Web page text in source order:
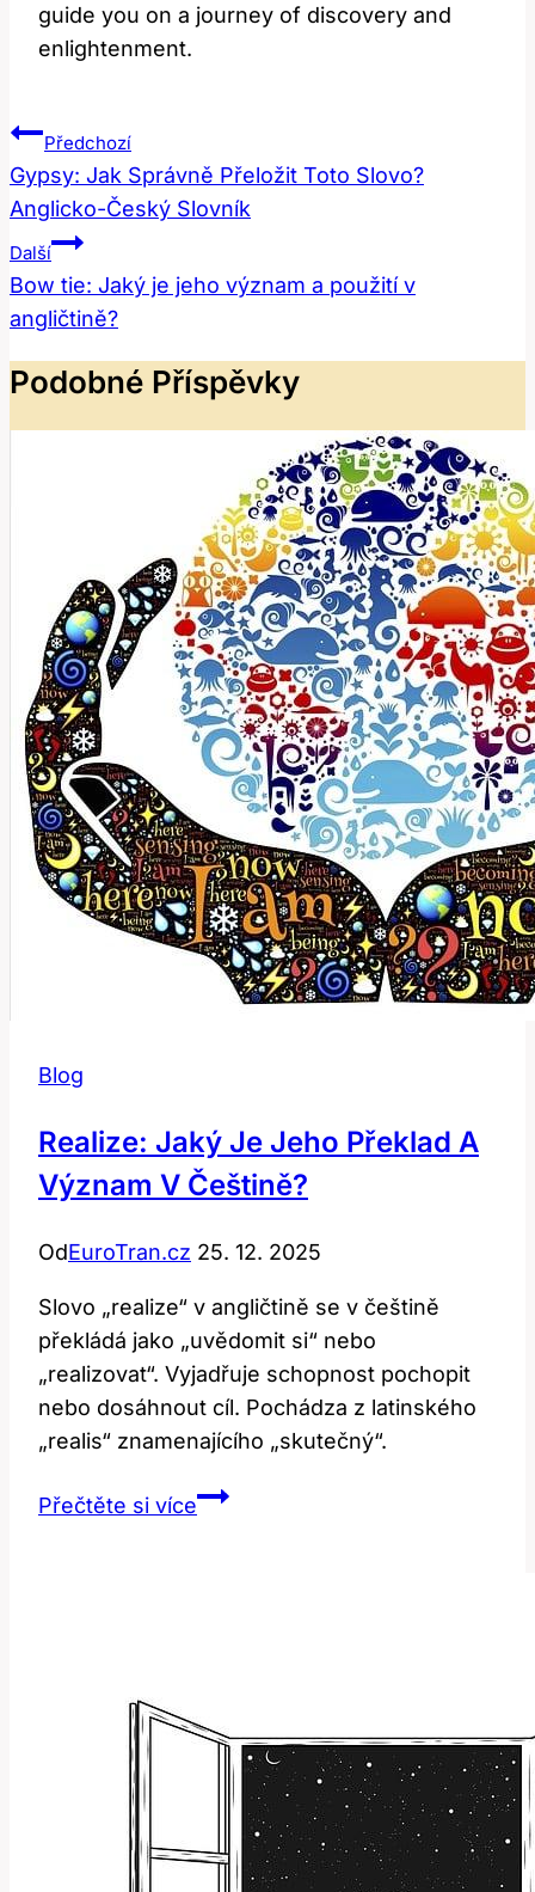
guide you on a journey of discovery and
enlightenment.
Navigace
Pro
Příspěvek
Předchozí
Gypsy: Jak Správně Přeložit Toto Slovo?
Anglicko-Český Slovník
Další
Bow tie: Jaký je jeho význam a použití v
angličtině?
Podobné Příspěvky
Blog
Realize: Jaký Je Jeho Překlad A
Význam V Češtině?
OdEuroTran.cz 25. 12. 2025
Slovo „realize“ v angličtině se v češtině
překládá jako „uvědomit si“ nebo
„realizovat“. Vyjadřuje schopnost pochopit
nebo dosáhnout cíl. Pochádza z latinského
„realis“ znamenajícího „skutečný“.
Přečtěte si víceRealize:
v
češtině?